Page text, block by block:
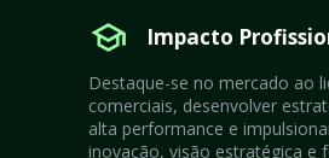
Impacto
Destaque-se no mercado ao
comerciais, desenvolver
alta performance e
inovação, visão estratégica e